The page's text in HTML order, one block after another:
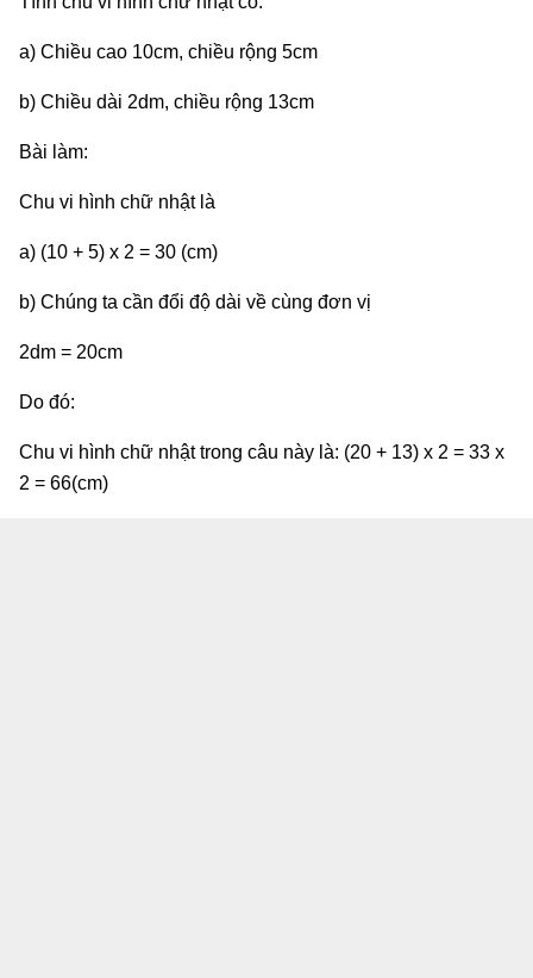
a) Chiều cao 10cm, chiều rộng 5cm
b) Chiều dài 2dm, chiều rộng 13cm
Bài làm:
Chu vi hình chữ nhật là
a) (10 + 5) x 2 = 30 (cm)
b) Chúng ta cần đổi độ dài về cùng đơn vị
2dm = 20cm
Do đó:
Chu vi hình chữ nhật trong câu này là: (20 + 13) x 2 = 33 x
2 = 66(cm)